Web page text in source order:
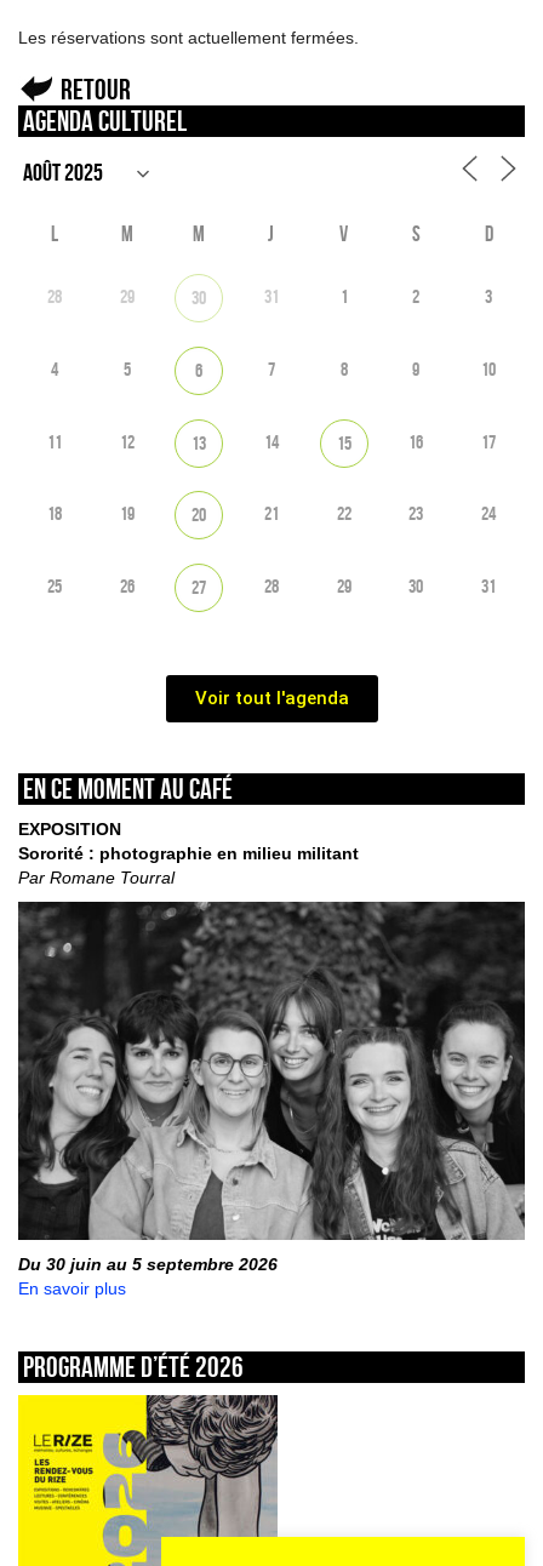
Les réservations sont actuellement fermées.
Retour
Agenda culturel
L M M J V S D
28 29 30 31 1 2 3
4 5 6 7 8 9 10
11 12 13 14 15 16 17
18 19 20 21 22 23 24
25 26 27 28 29 30 31
Voir tout l'agenda
En ce moment au café
EXPOSITION
Sororité : photographie en milieu militant
Par Romane Tourral
Du 30 juin au 5 septembre 2026
En savoir plus
Programme d’été 2026